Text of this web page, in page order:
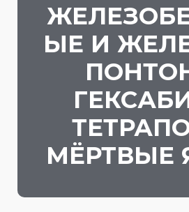
ЫЕ И
МЁРТВЫЕ